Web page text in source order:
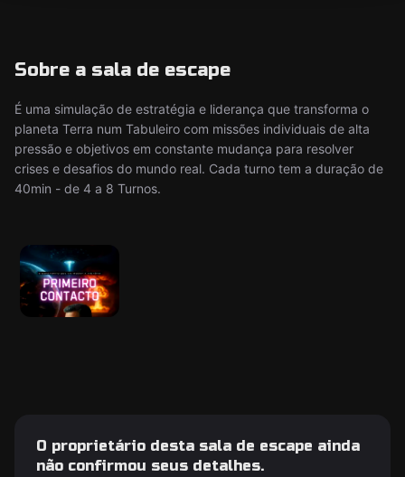
Sobre a sala de escape
É uma simulação de estratégia e liderança que transforma o
planeta Terra num Tabuleiro com missões individuais de alta
pressão e objetivos em constante mudança para resolver
crises e desafios do mundo real. Cada turno tem a duração de
40min - de 4 a 8 Turnos.
O proprietário desta sala de escape ainda
não confirmou seus detalhes.